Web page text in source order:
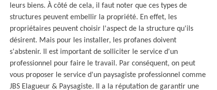
leurs biens. À côté de cela, il faut noter que ces types de
structures peuvent embellir la propriété. En effet, les
propriétaires peuvent choisir l'aspect de la structure qu'ils
désirent. Mais pour les installer, les profanes doivent
s'abstenir. Il est important de solliciter le service d'un
professionnel pour faire le travail. Par conséquent, on peut
vous proposer le service d'un paysagiste professionnel comme
JBS Elagueur & Paysagiste. Il a la réputation de garantir une